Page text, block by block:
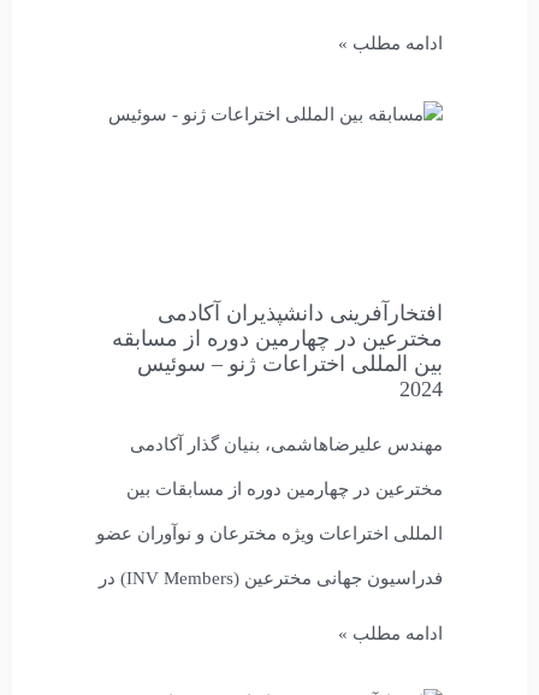
ادامه مطلب »
افتخارآفرینی دانشپذیران آکادمی
مخترعین در چهارمین دوره از مسابقه
بین المللی اختراعات ژنو – سوئیس
2024
مهندس علیرضاهاشمی، بنیان گذار آکادمی
مخترعین در چهارمین دوره از مسابقات بین
المللی اختراعات ویژه مخترعان و نوآوران عضو
فدراسیون جهانی مخترعین (INV Members) در
ادامه مطلب »